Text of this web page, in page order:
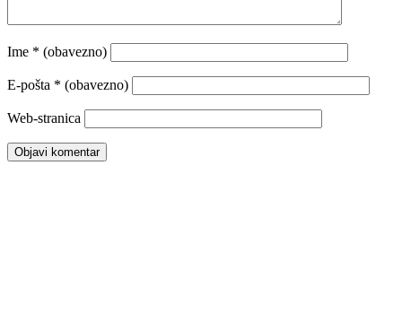
Ime * (obavezno)
E-pošta * (obavezno)
Web-stranica